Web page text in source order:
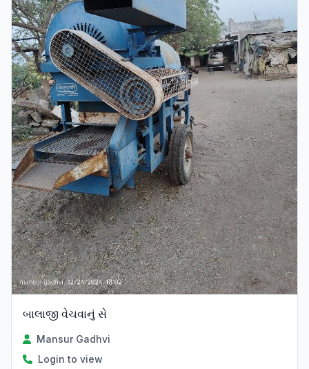
બાલાજી વેચવાનું સે
Mansur Gadhvi
Login to view